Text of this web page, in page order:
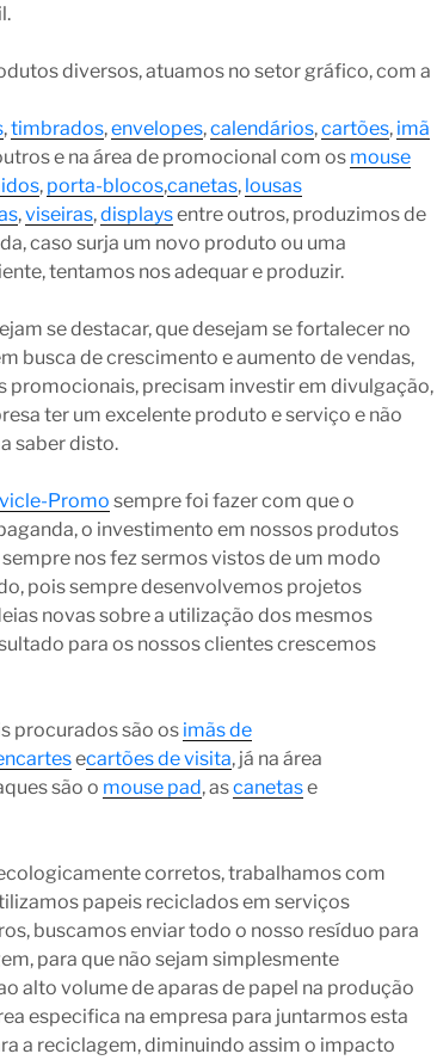
diversos, atuamos no setor gráfico, com a
,timbrados,envelopes,calendários,cartões, imã
e na área de promocional com os mouse
, porta-blocos,canetas, lousas
,viseiras,displaysentre outros, produzimos de
caso surja um novo produto ou uma
tentamos nos adequar e produzir.
se destacar, que desejam se fortalecer no
busca de crescimento e aumento de vendas,
promocionais, precisam investir em divulgação,
ter um excelente produto e serviço e não
saber disto.
Promo sempre foi fazer com que o
o investimento em nossos produtos
nos fez sermos vistos de um modo
pois sempre desenvolvemos projetos
novas sobre a utilização dos mesmos
para os nossos clientes crescemos
procurados são os imãs de
ecartões de visita, já na área
são o mouse pad, ascanetase
corretos, trabalhamos com
papeis reciclados em serviços
buscamos enviar todo o nosso resíduo para
para que não sejam simplesmente
alto volume de aparas de papel na produção
especifica na empresa para juntarmos esta
a reciclagem, diminuindo assim o impacto